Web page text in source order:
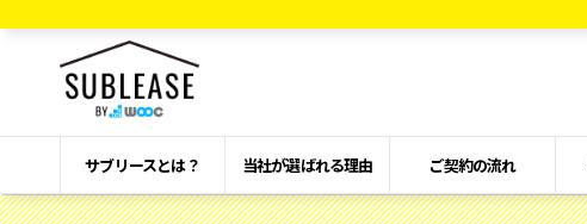
サブリースとは？ 当社が選ばれる理由 ご契約の流れ